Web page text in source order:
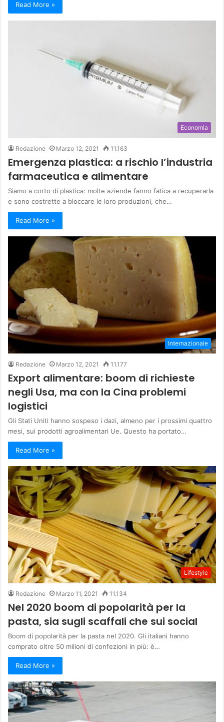
Read More »
Economia
Redazione Marzo 12, 2021 11.163
Emergenza plastica: a rischio l’industria
farmaceutica e alimentare
Siamo a corto di plastica: molte aziende fanno fatica a recuperarla
e sono costrette a bloccare le loro produzioni, che…
Read More »
Internazionale
Redazione Marzo 12, 2021 11.177
Export alimentare: boom di richieste
negli Usa, ma con la Cina problemi
logistici
Gli Stati Uniti hanno sospeso i dazi, almeno per i prossimi quattro
mesi, sui prodotti agroalimentari Ue. Questo ha portato…
Read More »
Lifestyle
Redazione Marzo 11, 2021 11.134
Nel 2020 boom di popolarità per la
pasta, sia sugli scaffali che sui social
Boom di popolarità per la pasta nel 2020. Gli italiani hanno
comprato oltre 50 milioni di confezioni in più: è…
Read More »